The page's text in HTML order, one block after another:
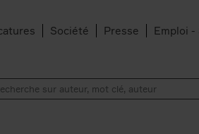
Société Presse Emploi -